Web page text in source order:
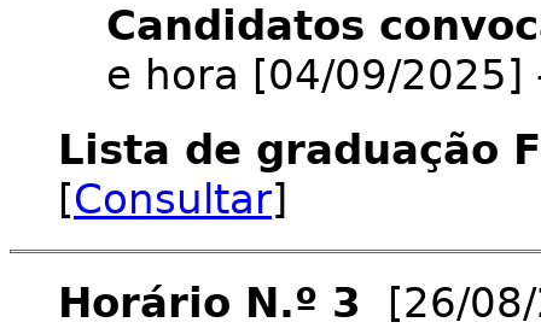
Candidatos
e hora [04/09/2025]
Lista de graduação
[Consultar]
Horário N.º 3 [26/